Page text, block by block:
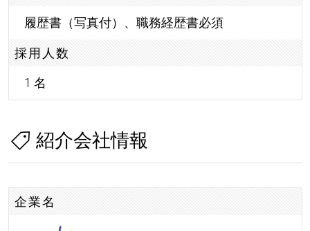
履歴書（写真付）、職務経歴書必須
採用人数
1 名
紹介会社情報
企業名